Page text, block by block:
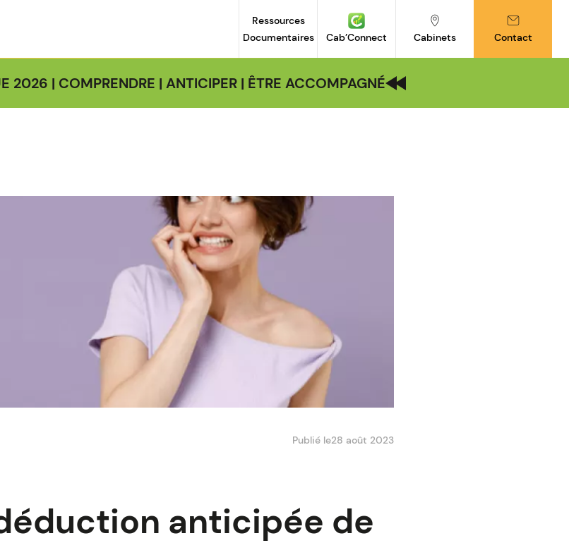
Ressources
Documentaires
Cab’Connect Cabinets Contact
2026 | COMPRENDRE | ANTICIPER | ÊTRE ACCOMPAGNÉ
Publié le28 août 2023
anticipée de